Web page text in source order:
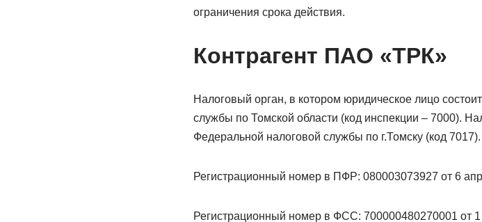
ограничения срока действия.
Контрагент ПАО «ТРК»
Налоговый орган, в котором юридическое лицо
службы по Томской области (код инспекции – 7000).
Федеральной налоговой службы по г.Томску (код 7017).
Регистрационный номер в ПФР: 080003073927 от 6
Регистрационный номер в ФСС: 700000480270001 от 1